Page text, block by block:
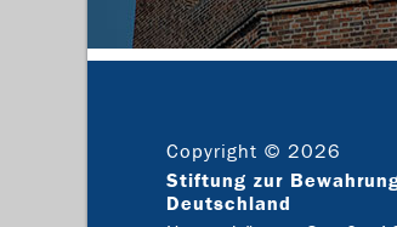
Copyright © 2026
Stiftung zur
Deutschland